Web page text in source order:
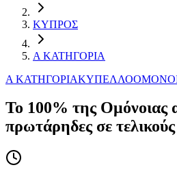
ΚΥΠΡΟΣ
Α ΚΑΤΗΓΟΡΙΑ
Α ΚΑΤΗΓΟΡΙΑΚΥΠΕΛΛΟ
Το 100% της Ομόνοιας
πρωτάρηδες σε τελικούς